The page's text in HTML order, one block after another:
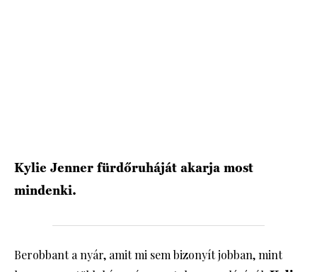
Kylie Jenner fürdőruháját akarja most
mindenki.
Berobbant a nyár, amit mi sem bizonyít jobban, mint